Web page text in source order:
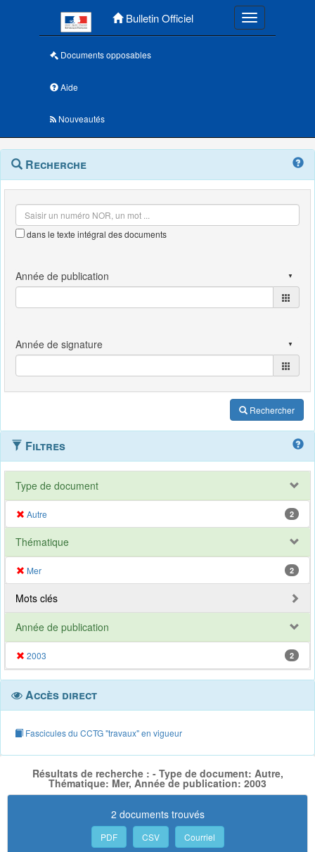
Bulletin Officiel Toggle
Documents opposables
Aide
Nouveautés
Navigation
outils
Menu
contextuel
Recherche
dans le texte intégral des documents
Rechercher
Filtres
Type de document
Autre 2
Thématique
Mer 2
Mots clés
Année de publication
2003 2
Accès direct
Fascicules du CCTG "travaux" en vigueur
Résultats de recherche : - Type de document: Autre,
Thématique: Mer, Année de publication: 2003
2 documents trouvés
PDF CSV Courriel